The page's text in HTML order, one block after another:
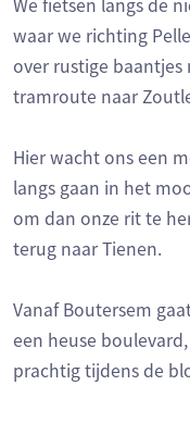
We fietsen langs de
waar we richting
over rustige baantjes
tramroute naar
Hier wacht ons een
langs gaan in het
om dan onze rit te
terug naar Tienen.
Vanaf Boutersem
een heuse
prachtig tijdens de